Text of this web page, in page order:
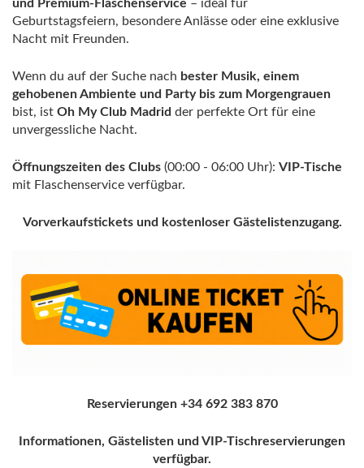
und Premium-Flaschenservice – ideal für
Geburtstagsfeiern, besondere Anlässe oder eine exklusive
Nacht mit Freunden.
Wenn du auf der Suche nach bester Musik, einem
gehobenen Ambiente und Party bis zum Morgengrauen
bist, ist Oh My Club Madrid der perfekte Ort für eine
unvergessliche Nacht.
Öffnungszeiten des Clubs (00:00 - 06:00 Uhr): VIP-Tische
mit Flaschenservice verfügbar.
Vorverkaufstickets und kostenloser Gästelistenzugang.
Reservierungen +34 692 383 870
Informationen, Gästelisten und VIP-Tischreservierungen
verfügbar.